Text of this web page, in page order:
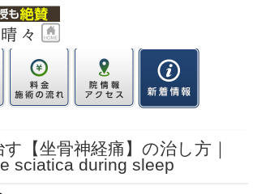
【坐骨神経痛】の治し方｜
sciatica during sleep